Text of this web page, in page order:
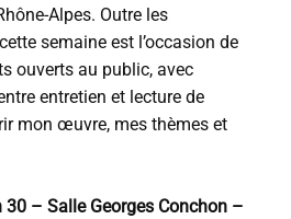
Alpes. Outre les
semaine est l’occasion de
ouverts au public, avec
entretien et lecture de
mon œuvre, mes thèmes et
– Salle Georges Conchon –